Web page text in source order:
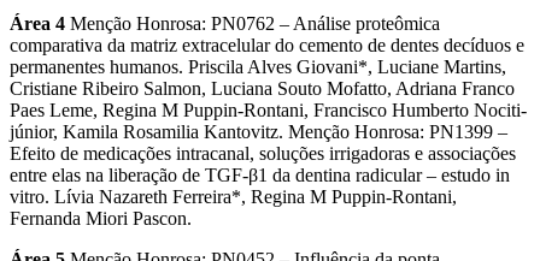
Área 4 Menção Honrosa: PN0762 – Análise proteômica
comparativa da matriz extracelular do cemento de dentes decíduos e
permanentes humanos. Priscila Alves Giovani*, Luciane Martins,
Cristiane Ribeiro Salmon, Luciana Souto Mofatto, Adriana Franco
Paes Leme, Regina M Puppin-Rontani, Francisco Humberto Nociti-
júnior, Kamila Rosamilia Kantovitz. Menção Honrosa: PN1399 –
Efeito de medicações intracanal, soluções irrigadoras e associações
entre elas na liberação de TGF-β1 da dentina radicular – estudo in
vitro. Lívia Nazareth Ferreira*, Regina M Puppin-Rontani,
Fernanda Miori Pascon.